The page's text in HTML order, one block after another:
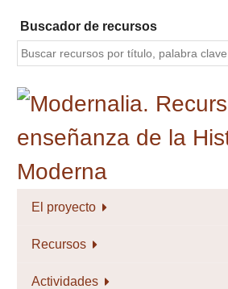
contenido
principal
Buscador de recursos
El proyecto
Recursos
Actividades